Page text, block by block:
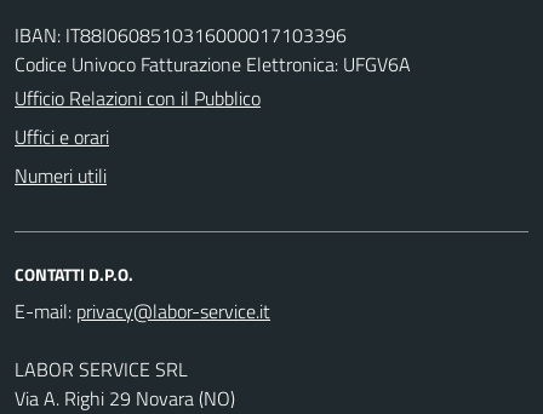
IBAN: IT88I0608510316000017103396
Codice Univoco Fatturazione Elettronica: UFGV6A
Ufficio Relazioni con il Pubblico
Uffici e orari
Numeri utili
CONTATTI D.P.O.
E-mail:
LABOR SERVICE SRL
Via A. Righi 29 Novara (NO)